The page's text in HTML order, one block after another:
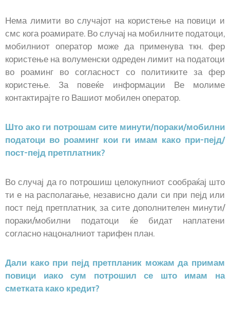
Нема лимити во случајот на користење на повици и
смс кога роамирате. Во случај на мобилните податоци,
мобилниот оператор може да применува ткн. фер
користење на волуменски одреден лимит на податоци
во роаминг во согласност со политиките за фер
користење. За повеќе информации Ве молиме
контактирајте го Вашиот мобилен оператор.
Што ако ги потрошам сите минути/пораки/мобилни
податоци во роаминг кои ги имам како при-пејд/
пост-пејд претплатник?
Во случај да го потрошиш целокупниот сообраќај што
ти е на располагање, независно дали си при пејд или
пост пејд претплатник, за сите дополнителен минути/
пораки/мобилни податоци ќе бидат наплатени
согласно нацоналниот тарифен план.
Дали како при пејд претпланик можам да примам
повици иако сум потрошил се што имам на
сметката како кредит?